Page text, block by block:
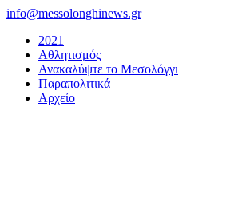
Μετάβαση
περιεχόμενο
info@messolonghinews.gr
2021
Αθλητισμός
Ανακαλύψτε το Μεσολόγγι
Παραπολιτικά
Αρχείο